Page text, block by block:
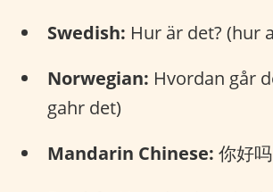
Swedish: Hur är det? (hur
Norwegian: Hvordan går
gahr det)
Mandarin Chinese: 你好